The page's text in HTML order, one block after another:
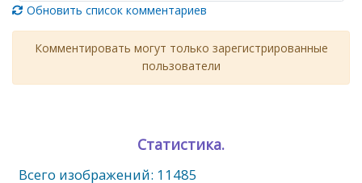
Обновить список комментариев
Комментировать могут только зарегистрированные
пользователи
Статистика.
Всего изображений: 11485